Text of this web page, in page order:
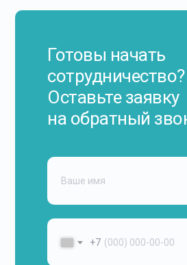
Готовы начать
сотрудничество?
Оставьте заявку
на обратный
+7